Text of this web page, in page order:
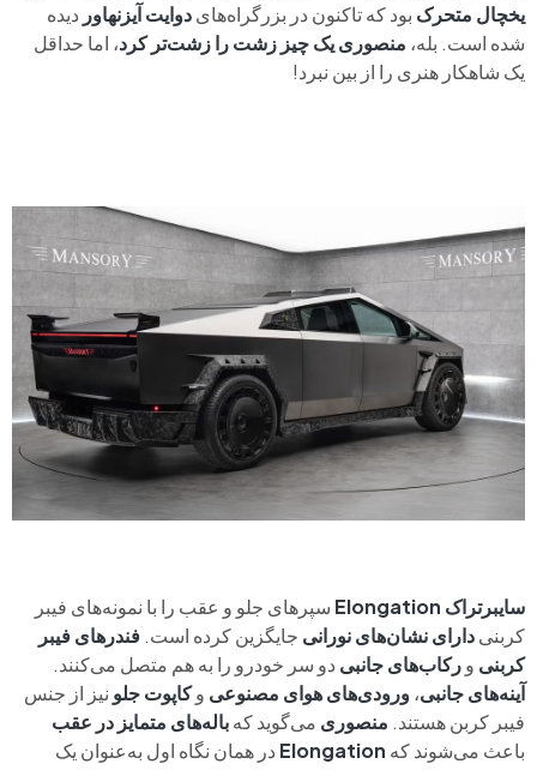
یخچال متحرک بود که تاکنون در بزرگراه‌هایدوایت آیزنهاور دیده
شده است. بله، منصوری یک چیز زشت را زشت‌تر کرد، اما حداقل
یک شاهکار هنری را از بین نبرد!
سایبرتراک Elongation
سپرهای جلو و عقب را با نمونه‌های فیبر
کربنیدارای نشان‌های نورانی جایگزین کرده است.فندرهای فیبر
کربنی ورکاب‌های جانبی دو سر خودرو را به هم متصل می‌کنند.
آینه‌های جانبی،ورودی‌های هوای مصنوعی وکاپوت جلو نیز از جنس
فیبر کربن هستند. منصوری می‌گوید کهباله‌های متمایز در عقب
باعث می‌شوند که Elongation در همان نگاه اول به‌عنوان یک